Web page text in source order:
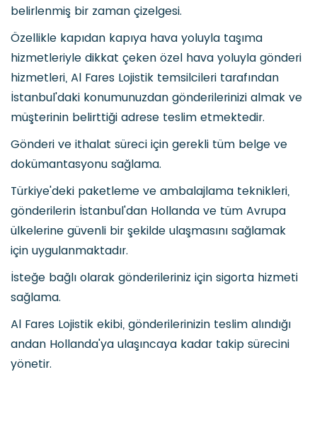
belirlenmiş bir zaman çizelgesi.
Özellikle kapıdan kapıya hava yoluyla taşıma
hizmetleriyle dikkat çeken özel hava yoluyla gönderi
hizmetleri, Al Fares Lojistik temsilcileri tarafından
İstanbul'daki konumunuzdan gönderilerinizi almak ve
müşterinin belirttiği adrese teslim etmektedir.
Gönderi ve ithalat süreci için gerekli tüm belge ve
dokümantasyonu sağlama.
Türkiye'deki paketleme ve ambalajlama teknikleri,
gönderilerin İstanbul'dan Hollanda ve tüm Avrupa
ülkelerine güvenli bir şekilde ulaşmasını sağlamak
için uygulanmaktadır.
İsteğe bağlı olarak gönderileriniz için sigorta hizmeti
sağlama.
Al Fares Lojistik ekibi, gönderilerinizin teslim alındığı
andan Hollanda'ya ulaşıncaya kadar takip sürecini
yönetir.